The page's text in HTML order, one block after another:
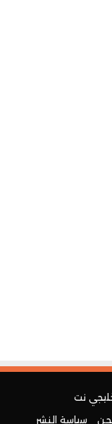
نت
سياسة النشر